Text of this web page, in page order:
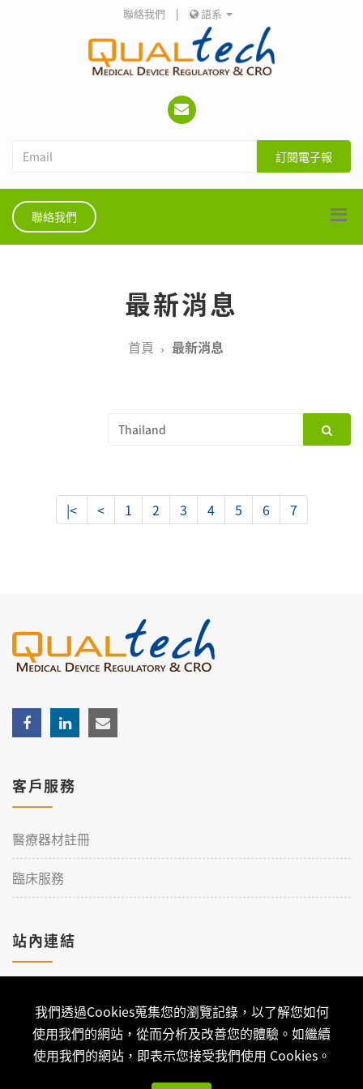
聯絡我們 | 語系
訂閱電子報
聯絡我們
最新消息
首頁 最新消息
|< < 1 2 3 4 5 6 7
我們透過Cookies蒐集您的瀏覽記錄，以了解您如何
使用我們的網站，從而分析及改善您的體驗。如繼續
使用我們的網站，即表示您接受我們使用 Cookies。
客戶服務
醫療器材註冊
臨床服務
站內連結
聯絡我們